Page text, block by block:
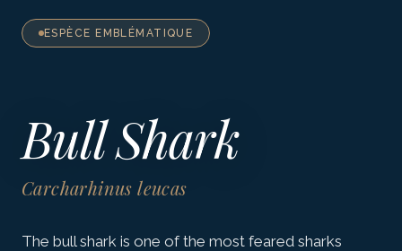
ESPÈCE EMBLÉMATIQUE
Bull Shark
Carcharhinus leucas
The bull shark is one of the most feared sharks